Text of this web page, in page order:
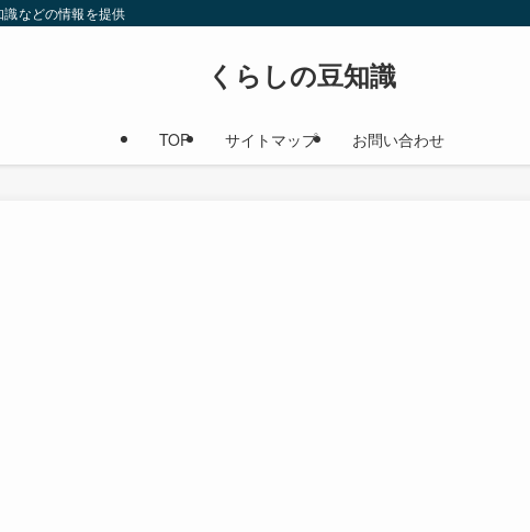
などの情報を提供
くらしの豆知識
TOP サイトマップ お問い合わせ